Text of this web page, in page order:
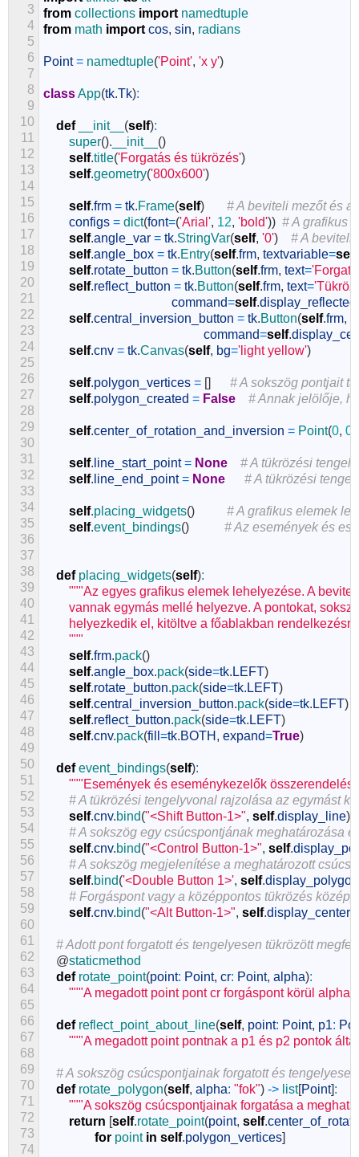
3
4
5
6
7
8
9
10
11
12
13
14
15
16
17
18
19
20
21
22
23
24
25
26
27
28
29
30
31
32
33
34
35
36
37
38
39
40
41
42
43
44
45
46
47
48
49
50
51
52
53
54
55
56
57
58
59
60
61
62
63
64
65
66
67
68
69
70
71
72
73
74
from collections import namedtuple
from math import cos, sin, radians
Point = namedtuple('Point', 'x y')
classApp(tk.Tk):
def __init__ (self):
super(). __init__ ()
self.title('Forgatás és tükrözés')
self.geometry('800x600')
self.frm = tk.Frame(self)
# A beviteli mezőt és a
configs = dict(font=('Arial', 12, 'bold')) # A grafikus
self.angle_var = tk.StringVar(self, '0')
# A beviteli
self.angle_box = tk.Entry(self.frm, textvariable=self
self.rotate_button = tk.Button(self.frm, text=
self.reflect_button = tk.Button(self.frm, text=
command=self.
self.central_inversion_button = tk.Button(self.frm,
command=self.
self.cnv = tk.Canvas(self, bg='light yellow')
self.polygon_vertices = []
# A sokszög pontjait
self.polygon_created = False # Annak jelölője,
self.center_of_rotation_and_inversion = Point(0, 0
self. line_start_point = None
# A tükrözési
self. line_end_point = None # A tükrözési
self.placing_widgets()
# A grafikus elemek
self.event_bindings() # Az események és
def placing_widgets(self):
"""Az egyes grafikus elemek lehelyezése. A
vannak egymás mellé helyezve. A pontokat,
helyezkedik el, kitöltve a főablakban rendelkezésre
"""
self.frm.pack()
self.angle_box.pack(side=tk. LEFT)
self.rotate_button.pack(side=tk. LEFT)
self.central_inversion_button.pack(side=tk. LEFT)
self.reflect_button.pack(side=tk. LEFT)
self.cnv.pack(fill =tk.BOTH , expand=True)
def event_bindings(self):
"""Események és eseménykezelők
# A tükrözési tengelyvonal rajzolása az egymást
self.cnv.bind("<Shift Button-1>", self.display_line)
# A sokszög egy csúcspontjának meghatározása
self.cnv.bind("<Control Button-1>", self.
# A sokszög megjelenítése a meghatározott
self.bind('<Double Button 1>', self.display_polygon
# Forgáspont vagy a középpontos tükrözés
self.cnv.bind("<Alt Button-1>", self.
# Adott pont forgatott és tengelyesen tükrözött
@staticmethod
def rotate_point(point: Point, cr: Point, alpha):
"""A megadott point pont cr forgáspont körül
def reflect_point_about_line(self, point: Point, p1:
"""A megadott point pontnak a p1 és p2 pontok
# A sokszög csúcspontjainak forgatott és
def rotate_polygon(self, alpha: "fok") -> list[Point]:
"""A sokszög csúcspontjainak forgatása a
return [self.rotate_point(point, self.
for point in self.polygon_vertices]